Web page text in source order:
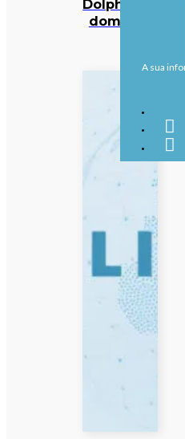
Dolphin no
domingo
A sua